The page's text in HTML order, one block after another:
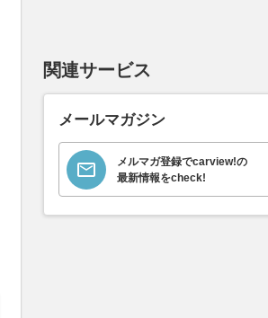
関連サービス
メールマガジン
メルマガ登録でcarview!の
最新情報をcheck!